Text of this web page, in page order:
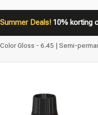
Summer Deals!10% korting
Gloss - 6.45 | Semi-